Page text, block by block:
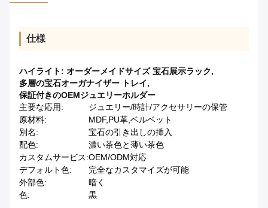
仕様
ハイライト: オーダーメイドサイズ 宝石展示ラック,
多層の宝石オーガナイザー トレイ,
保証付きのOEMジュエリーホルダー
主要な応用:
ジュエリー/時計/アクセサリーの保管
原材料:
MDF,PU革,ベルベット
別名:
宝石の引き出しの挿入
配色:
濃い茶色と薄い茶色
カスタムサービス:OEM/ODM対応
デフォルト色:
完全なカスタマイズが可能
外部色:
暗く
色:
黒